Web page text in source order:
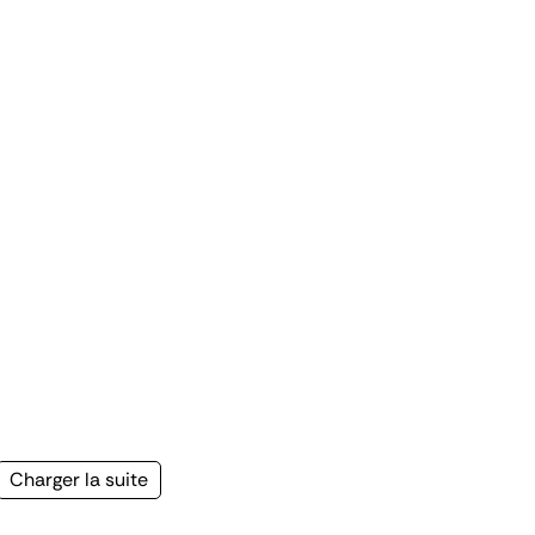
Page
Charger la suite